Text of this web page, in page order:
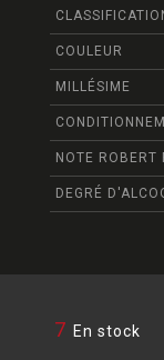
COULEUR
MILLÉSIME
NOTE ROBERT
DEGRÉ
7 En stock